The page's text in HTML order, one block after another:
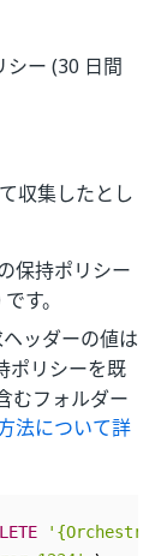
ー (30 日間
収集したとし
保持ポリシー
す。
ッダーの値は
ポリシーを既
むフォルダー
法について詳